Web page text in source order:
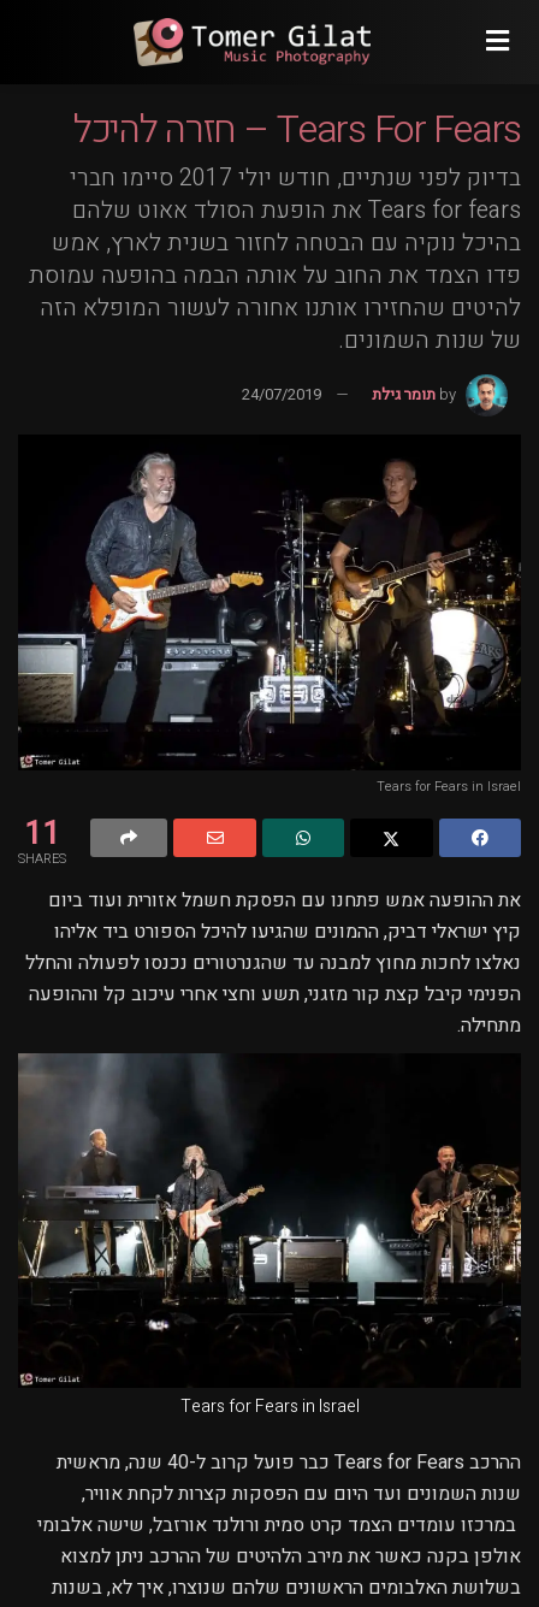
Tears For Fears – חזרה להיכל
בדיוק לפני שנתיים, חודש יולי 2017 סיימו חברי
Tears for fears את הופעת הסולד אאוט שלהם
בהיכל נוקיה עם הבטחה לחזור בשנית לארץ, אמש
פדו הצמד את החוב על אותה הבמה בהופעה עמוסת
להיטים שהחזירו אותנו אחורה לעשור המופלא הזה
של שנות השמונים.
by תומר גילת 24/07/2019
Tears for Fears in Israel
11
SHARES
את ההופעה אמש פתחנו עם הפסקת חשמל אזורית ועוד ביום
קיץ ישראלי דביק, ההמונים שהגיעו להיכל הספורט ביד אליהו
נאלצו לחכות מחוץ למבנה עד שהגנרטורים נכנסו לפעולה והחלל
הפנימי קיבל קצת קור מזגני, תשע וחצי אחרי עיכוב קל וההופעה
מתחילה.
Tears for Fears in Israel
ההרכב Tears for Fears כבר פועל קרוב ל-40 שנה, מראשית
שנות השמונים ועד היום עם הפסקות קצרות לקחת אוויר,
במרכזו עומדים הצמד קרט סמית ורולנד אורזבל, שישה אלבומי
אולפן בקנה כאשר את מירב הלהיטים של ההרכב ניתן למצוא
בשלושת האלבומים הראשונים שלהם שנוצרו, איך לא, בשנות